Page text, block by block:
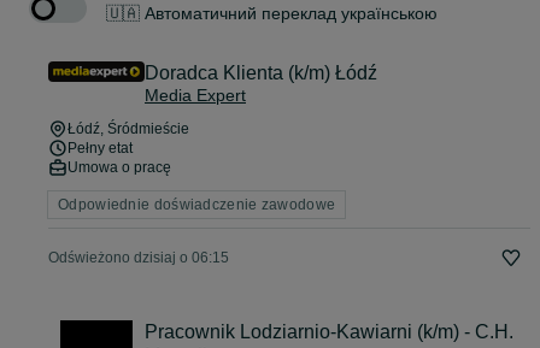
🇺🇦 Автоматичний переклад українською
Doradca Klienta (k/m) Łódź
Media Expert
Łódź, Śródmieście
Pełny etat
Umowa o pracę
Odpowiednie doświadczenie zawodowe
Odświeżono dzisiaj o 06:15
Pracownik Lodziarnio-Kawiarni (k/m) - C.H.